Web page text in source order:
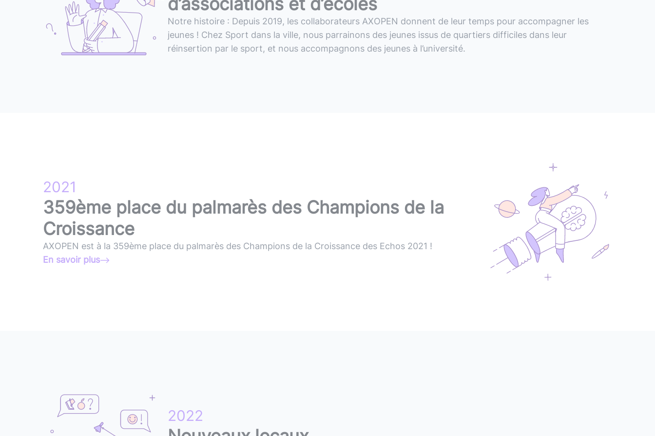
Notre histoire : Depuis 2019, les collaborateurs AXOPEN donnent de leur temps pour accompagner les
jeunes ! Chez Sport dans la ville, nous parrainons des jeunes issus de quartiers difficiles dans leur
réinsertion par le sport, et nous accompagnons des jeunes à l’université.
2021
359ème place du palmarès des Champions de la
Croissance
AXOPEN est à la 359ème place du palmarès des Champions de la Croissance des Echos 2021 !
En savoir plus
2022